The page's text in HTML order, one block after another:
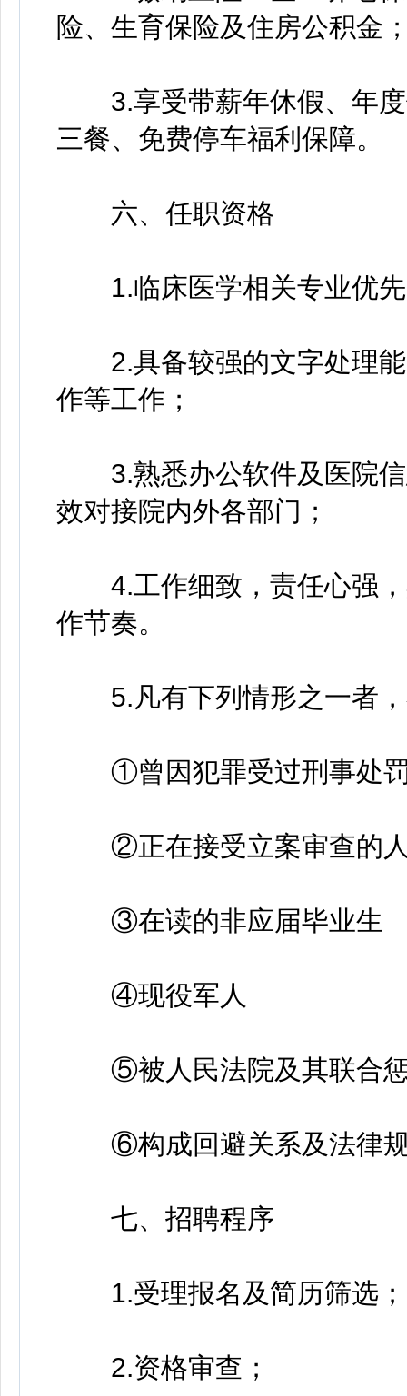
险、生育保险及住房公积金
3.享受带薪年休假、年度
三餐、免费停车福利保障。
六、任职资格
1.临床医学相关专业优先
2.具备较强的文字处理能
作等工作；
3.熟悉办公软件及医院信
效对接院内外各部门；
4.工作细致，责任心强，
作节奏。
5.凡有下列情形之一者，
①曾因犯罪受过刑事处罚
②正在接受立案审查的
③在读的非应届毕业生
④现役军人
⑤被人民法院及其联合惩
⑥构成回避关系及法律规
七、招聘程序
1.受理报名及简历筛选；
2.资格审查；